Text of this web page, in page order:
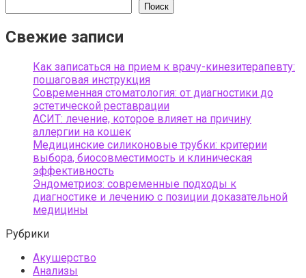
Поиск
Свежие записи
Как записаться на прием к врачу-кинезитерапевту:
пошаговая инструкция
Современная стоматология: от диагностики до
эстетической реставрации
АСИТ: лечение, которое влияет на причину
аллергии на кошек
Медицинские силиконовые трубки: критерии
выбора, биосовместимость и клиническая
эффективность
Эндометриоз: современные подходы к
диагностике и лечению с позиции доказательной
медицины
Рубрики
Акушерство
Анализы